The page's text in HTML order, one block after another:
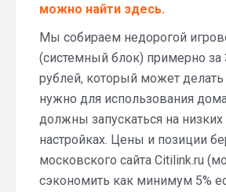
можно найти здесь.
Мы собираем недорогой
(системный блок) примерно за
рублей, который может делать
нужно для использования
должны запускаться на
настройках. Цены и позиции
московского сайта Citilink.ru
сэкономить как минимум 5%